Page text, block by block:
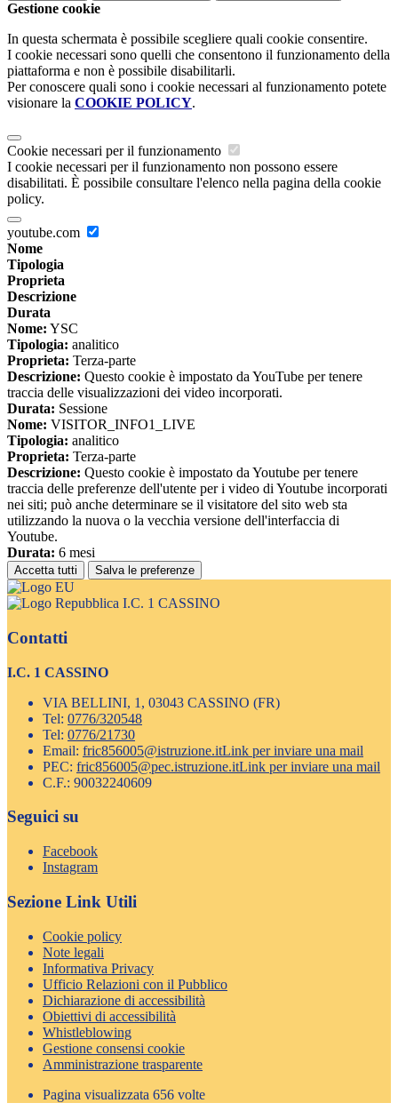
Gestione cookie
In questa schermata è possibile scegliere quali cookie consentire.
I cookie necessari sono quelli che consentono il funzionamento della
piattaforma e non è possibile disabilitarli.
Per conoscere quali sono i cookie necessari al funzionamento potete
visionare la COOKIE POLICY.
Cookie necessari per il funzionamento
I cookie necessari per il funzionamento non possono essere
disabilitati. È possibile consultare l'elenco nella pagina della cookie
policy.
youtube.com
Nome
Tipologia
Proprieta
Descrizione
Durata
Nome: YSC
Tipologia: analitico
Proprieta: Terza-parte
Descrizione: Questo cookie è impostato da YouTube per tenere
traccia delle visualizzazioni dei video incorporati.
Durata: Sessione
Nome: VISITOR_INFO1_LIVE
Tipologia: analitico
Proprieta: Terza-parte
Descrizione: Questo cookie è impostato da Youtube per tenere
traccia delle preferenze dell'utente per i video di Youtube incorporati
nei siti; può anche determinare se il visitatore del sito web sta
utilizzando la nuova o la vecchia versione dell'interfaccia di
Youtube.
Durata: 6 mesi
Accetta tutti Salva le preferenze
I.C. 1 CASSINO
Contatti
I.C. 1 CASSINO
VIA BELLINI, 1, 03043 CASSINO (FR)
Tel: 0776/320548
Tel: 0776/21730
Email: fric856005@istruzione.itLink per inviare una mail
PEC: fric856005@pec.istruzione.itLink per inviare una mail
C.F.: 90032240609
Seguici su
Facebook
Instagram
Sezione Link Utili
Cookie policy
Note legali
Informativa Privacy
Ufficio Relazioni con il Pubblico
Dichiarazione di accessibilità
Obiettivi di accessibilità
Whistleblowing
Gestione consensi cookie
Amministrazione trasparente
Pagina visualizzata 656 volte